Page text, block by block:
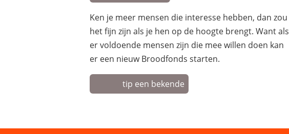
Ken je meer mensen die interesse hebben, dan zou
het fijn zijn als je hen op de hoogte brengt. Want als
er voldoende mensen zijn die mee willen doen kan
er een nieuw Broodfonds starten.
tip een bekende